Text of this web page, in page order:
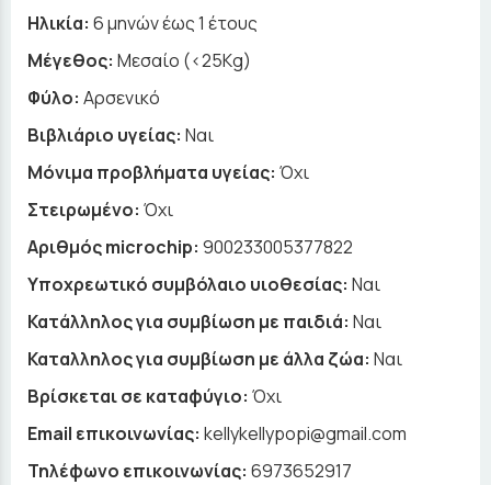
Ηλικία: 6 μηνών έως 1 έτους
Μέγεθος: Μεσαίο (<25Kg)
Φύλο: Αρσενικό
Βιβλιάριο υγείας: Ναι
Μόνιμα προβλήματα υγείας: Όχι
Στειρωμένο: Όχι
Αριθμός microchip: 900233005377822
Υποχρεωτικό συμβόλαιο υιοθεσίας: Ναι
Κατάλληλος για συμβίωση με παιδιά: Ναι
Καταλληλος για συμβίωση με άλλα ζώα: Ναι
Βρίσκεται σε καταφύγιο: Όχι
Email επικοινωνίας: kellykellypopi@gmail.com
Τηλέφωνο επικοινωνίας: 6973652917